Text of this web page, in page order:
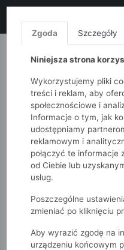
MONNARI
51015kids
Chłopcy 2-7
Chłopięca niebieska
Zgoda Szczegóły
Niniejsza strona
Wykorzystujemy pliki
treści i reklam, aby
społecznościowe i
Informacje o tym, jak
udostępniamy
reklamowym i
połączyć te informacje
od Ciebie lub
usług.
Poszczególne
zmieniać po kliknięciu
Aby wyrazić zgodę na
urządzeniu końcowym